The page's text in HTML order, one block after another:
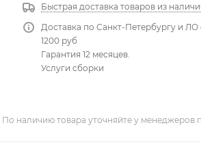
Быстрая доставка товаров из
Доставка по Санкт-Петербургу и ЛО
1200 руб
Гарантия 12 месяцев.
Услуги сборки
По наличию товара уточняйте у менеджеров